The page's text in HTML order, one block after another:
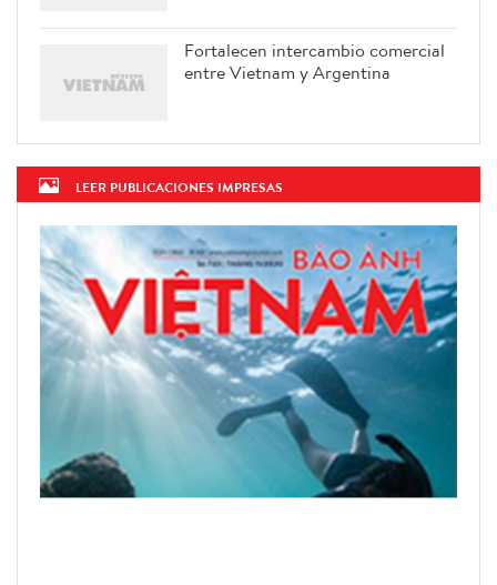
Fortalecen intercambio comercial
entre Vietnam y Argentina
LEER PUBLICACIONES IMPRESAS